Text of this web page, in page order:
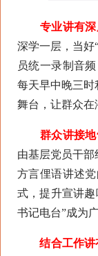
专业讲有深
深学一层，当好
员统一录制音
每天早中晚三时
舞台，让群众在
群众讲接地
由基层党员干
方言俚语讲述
式，提升宣讲
书记电台”成为
结合工作讲